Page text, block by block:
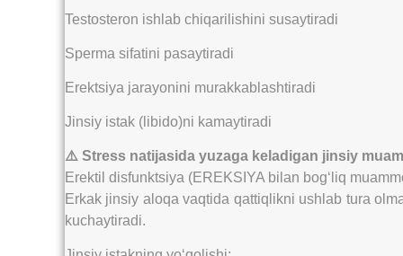
Testosteron ishlab chiqarilishini susaytiradi
Sperma sifatini pasaytiradi
Erektsiya jarayonini murakkablashtiradi
Jinsiy istak (libido)ni kamaytiradi
⚠️ Stress natijasida yuzaga keladigan jinsiy
Erektil disfunktsiya (EREKSIYA bilan bog‘liq
Erkak jinsiy aloqa vaqtida qattiqlikni ushlab tura
kuchaytiradi.